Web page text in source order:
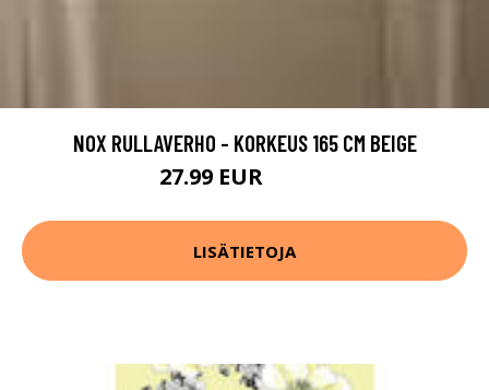
NOX RULLAVERHO - KORKEUS 165 CM BEIGE
27.99 EUR
LISÄTIETOJA